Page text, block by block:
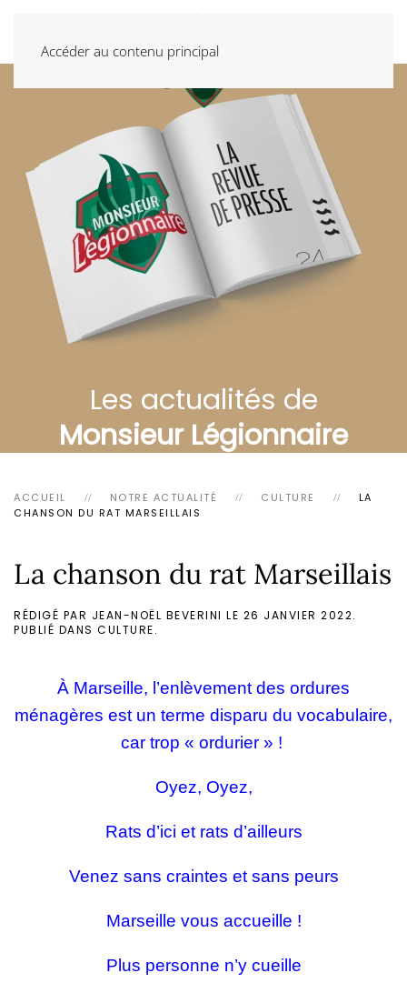
Accéder au contenu principal
Les actualités de
Monsieur Légionnaire
ACCUEIL NOTRE ACTUALITÉ CULTURE
LA
CHANSON DU RAT MARSEILLAIS
La chanson du rat Marseillais
RÉDIGÉ PAR JEAN-NOËL BEVERINI LE 26 JANVIER 2022.
PUBLIÉ DANS CULTURE.
À Marseille, l’enlèvement des ordures
ménagères est un terme disparu du vocabulaire,
car trop « ordurier » !
Oyez, Oyez,
Rats d’ici et rats d’ailleurs
Venez sans craintes et sans peurs
Marseille vous accueille !
Plus personne n’y cueille